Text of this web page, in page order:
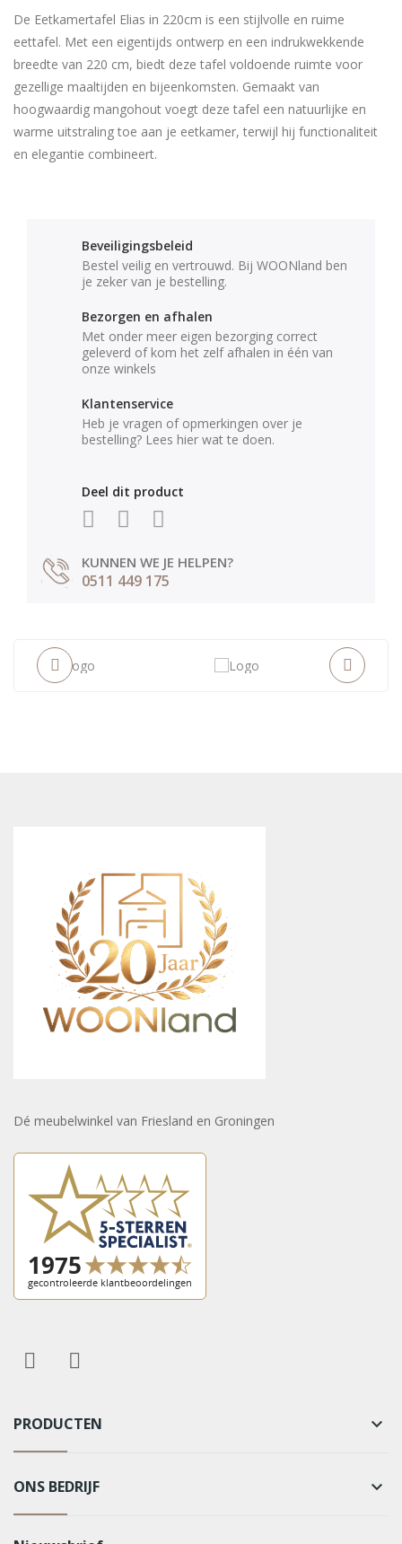
De Eetkamertafel Elias in 220cm is een stijlvolle en ruime
eettafel. Met een eigentijds ontwerp en een indrukwekkende
breedte van 220 cm, biedt deze tafel voldoende ruimte voor
gezellige maaltijden en bijeenkomsten. Gemaakt van
hoogwaardig mangohout voegt deze tafel een natuurlijke en
warme uitstraling toe aan je eetkamer, terwijl hij functionaliteit
en elegantie combineert.
Beveiligingsbeleid
Bestel veilig en vertrouwd. Bij WOONland ben
je zeker van je bestelling.
Bezorgen en afhalen
Met onder meer eigen bezorging correct
geleverd of kom het zelf afhalen in één van
onze winkels
Klantenservice
Heb je vragen of opmerkingen over je
bestelling? Lees hier wat te doen.
Deel dit product
KUNNEN WE JE HELPEN?
0511 449 175
Dé meubelwinkel van Friesland en Groningen
PRODUCTEN keyboard_arrow_down
ONS BEDRIJF keyboard_arrow_down